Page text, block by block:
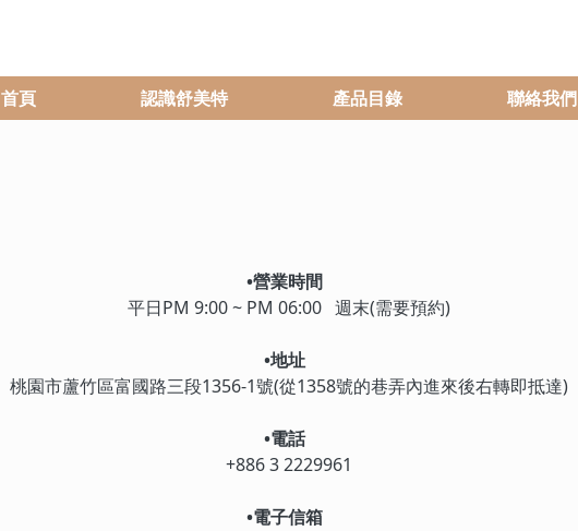
首頁 認識舒美特 產品目錄 聯絡我們
•營業時間
平日PM 9:00 ~ PM 06:00 週末(需要預約)
•地址
桃園市蘆竹區富國路三段1356-1號(從1358號的巷弄內進來後右轉即抵達)
•電話
+886 3 2229961
•電子信箱